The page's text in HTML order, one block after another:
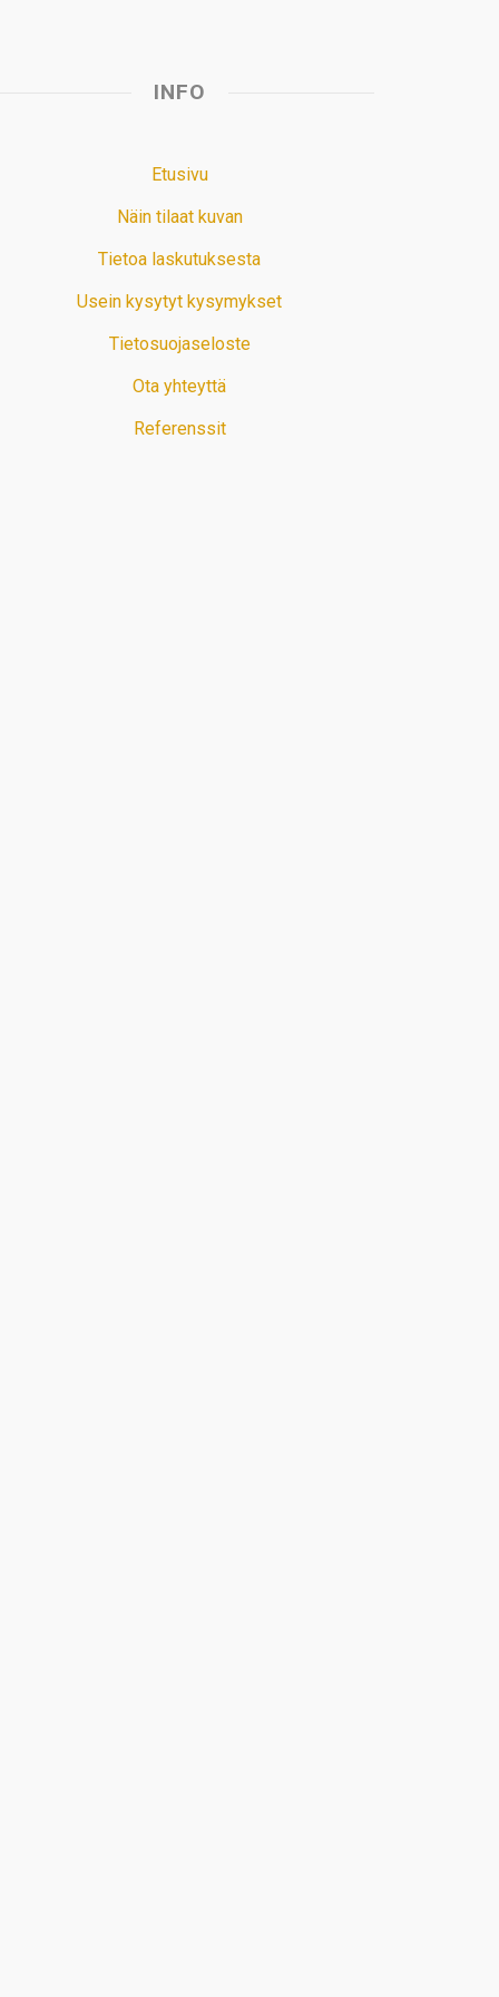
INFO
Etusivu
Näin tilaat kuvan
Tietoa laskutuksesta
Usein kysytyt kysymykset
Tietosuojaseloste
Ota yhteyttä
Referenssit